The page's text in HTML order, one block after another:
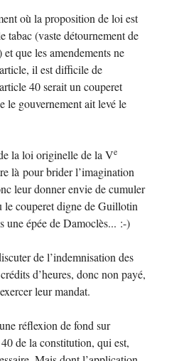
où la proposition de loi est
tabac (vaste détournement de
et que les amendements ne
il est difficile de
40 serait un couperet
le gouvernement ait levé le
la loi originelle de la Ve
là pour brider l’imagination
leur donner envie de cumuler
le couperet digne de Guillotin
une épée de Damoclès... :-)
de l’indemnisation des
d’heures, donc non payé,
leur mandat.
réflexion de fond sur
de la constitution, qui est,